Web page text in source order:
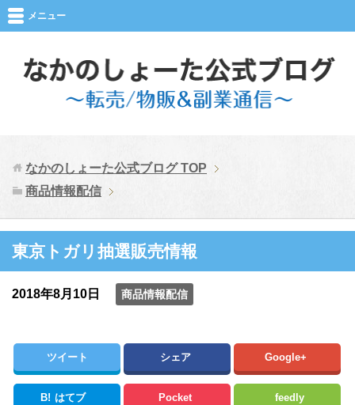
メニュー
なかのしょーた公式ブログTOP
商品情報配信
東京トガリ抽選販売情報
2018年8月10日 商品情報配信
ツイート シェア Google+
B! はてブ Pocket feedly